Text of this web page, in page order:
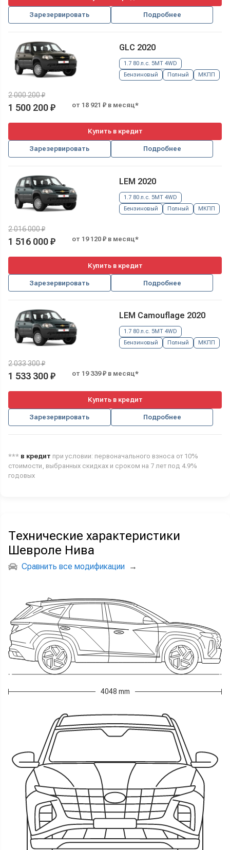
Зарезервировать Подробнее
GLC 2020
1.7 80 л.с. 5MT 4WD
Бензиновый
Полный МКПП
2 000 200 ₽
1 500 200 ₽ от 18 921 ₽ в месяц*
Купить в кредит
Зарезервировать Подробнее
LEM 2020
1.7 80 л.с. 5MT 4WD
Бензиновый
Полный МКПП
2 016 000 ₽
1 516 000 ₽ от 19 120 ₽ в месяц*
Купить в кредит
Зарезервировать Подробнее
LEM Camouflage 2020
1.7 80 л.с. 5MT 4WD
Бензиновый
Полный МКПП
2 033 300 ₽
1 533 300 ₽ от 19 339 ₽ в месяц*
Купить в кредит
Зарезервировать Подробнее
*** в кредит при условии: первоначального взноса от 10%
стоимости, выбранных скидках и сроком на 7 лет под 4.9%
годовых
Технические характеристики
Шевроле Нива
Сравнить все модификации →
4048 mm